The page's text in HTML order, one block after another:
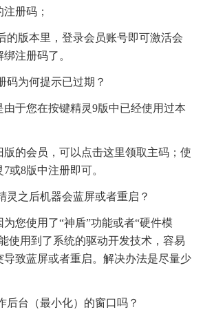
册码；
的版本里，登录会员账号即可激活会
注册码了。
码为何提示已过期？
由于您在按键精灵9版中已经使用过本
版的会员，可以点击这里领取主码；使
或8版中注册即可。
灵之后机器会蓝屏或者重启？
您使用了“神盾”功能或者“硬件模
使用到了系统的驱动开发技术，容易
导致蓝屏或者重启。解决办法是尽量少
后台（最小化）的窗口吗？